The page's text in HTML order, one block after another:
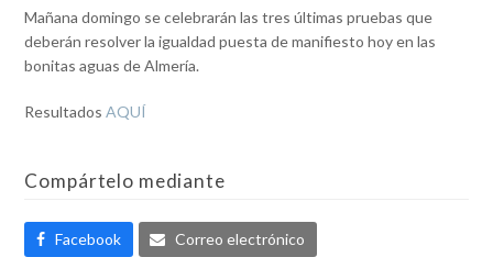
Mañana domingo se celebrarán las tres últimas pruebas que
deberán resolver la igualdad puesta de manifiesto hoy en las
bonitas aguas de Almería.
ResultadosAQUÍ
Compártelo mediante
Facebook Correo electrónico